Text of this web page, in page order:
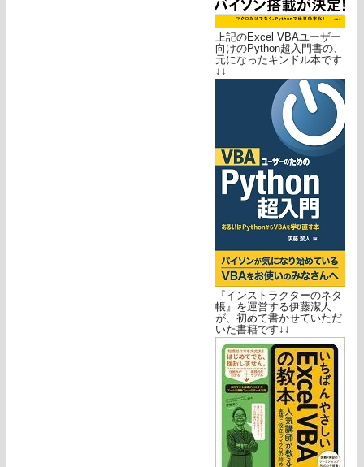
上記のExcel VBAユーザー
向けのPython超入門書の、
元になったキンドル本です
↓↓
『インストラクターのネタ
帳』を運営する伊藤潔人
が、初めて書かせていただ
いた書籍です↓↓